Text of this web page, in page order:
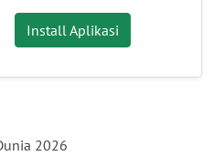
Install Aplikasi
2026